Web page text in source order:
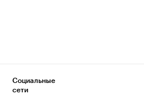
Социальные
сети